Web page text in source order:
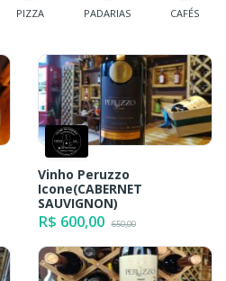
PIZZA PADARIAS CAFÉS
Vinho Peruzzo
Icone(CABERNET
SAUVIGNON)
R$ 600,00 650,00